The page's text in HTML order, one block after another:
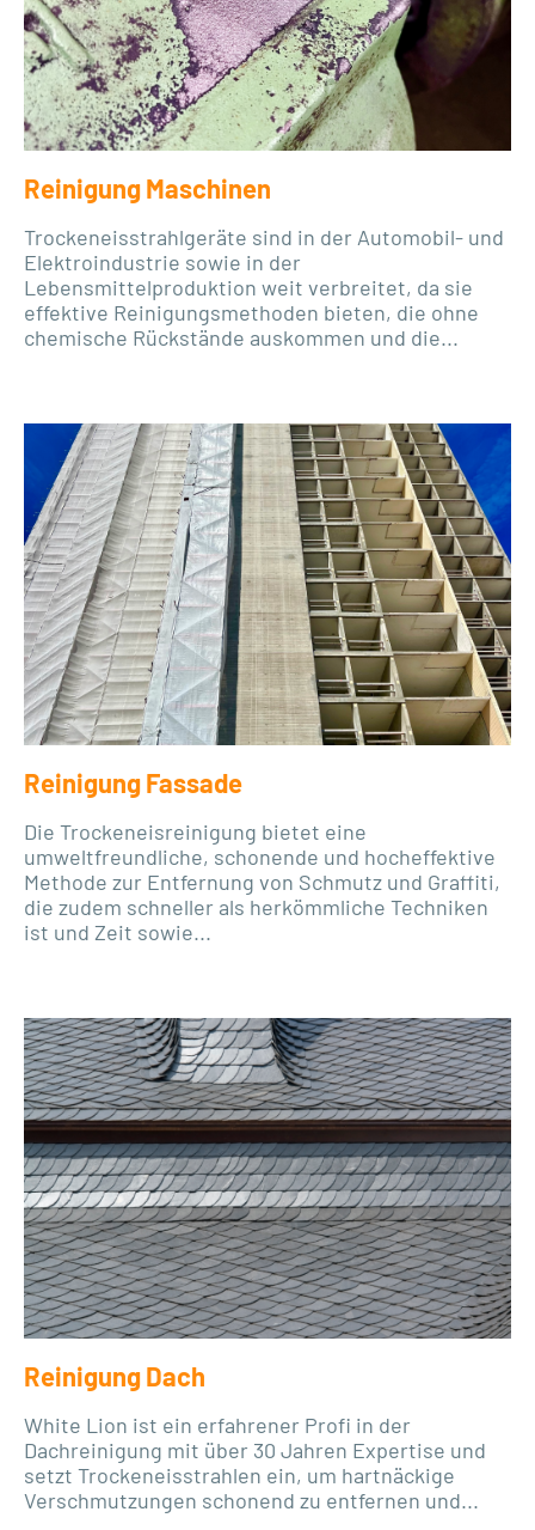
Reinigung Maschinen
Trockeneisstrahlgeräte sind in der Automobil- und
Elektroindustrie sowie in der
Lebensmittelproduktion weit verbreitet, da sie
effektive Reinigungsmethoden bieten, die ohne
chemische Rückstände auskommen und die...
Reinigung Fassade
Die Trockeneisreinigung bietet eine
umweltfreundliche, schonende und hocheffektive
Methode zur Entfernung von Schmutz und Graffiti,
die zudem schneller als herkömmliche Techniken
ist und Zeit sowie...
Reinigung Dach
White Lion ist ein erfahrener Profi in der
Dachreinigung mit über 30 Jahren Expertise und
setzt Trockeneisstrahlen ein, um hartnäckige
Verschmutzungen schonend zu entfernen und...